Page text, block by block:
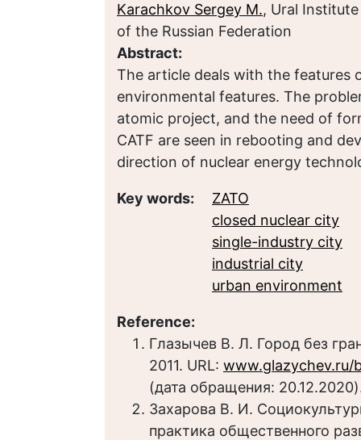
Karachkov Sergey M., Ural
of the Russian Federation
Abstract:
The article deals with the features
environmental features. The
atomic project, and the need of
CATF are seen in rebooting and
direction of nuclear energy
Key words:
ZATO
closed nuclear city
single-industry city
industrial city
urban environment
Reference:
Глазычев В. Л. Город без
2011. URL: www.glazychev.ru/
(дата обращения:
Захарова В. И.
практика общественного